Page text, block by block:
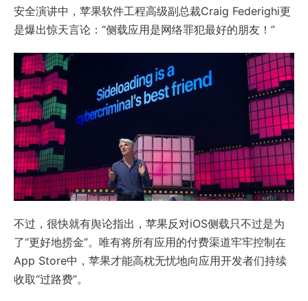
安全演讲中，苹果软件工程高级副总裁Craig Federighi更
是爆出惊天言论：“侧载应用是网络罪犯最好的朋友！”
不过，很快就有舆论指出，苹果反对iOS侧载只不过是为
了“更好地捞金”。唯有将所有应用的付费渠道牢牢控制在
App Store中，苹果才能高枕无忧地向应用开发者们持续
收取“过路费”。